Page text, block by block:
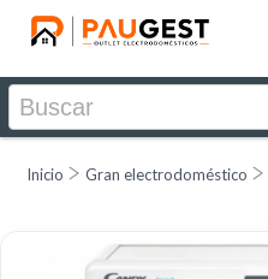
Inicio Gran electrodoméstico